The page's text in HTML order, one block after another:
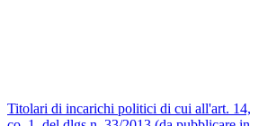
Titolari di incarichi politici di cui all'art. 14,